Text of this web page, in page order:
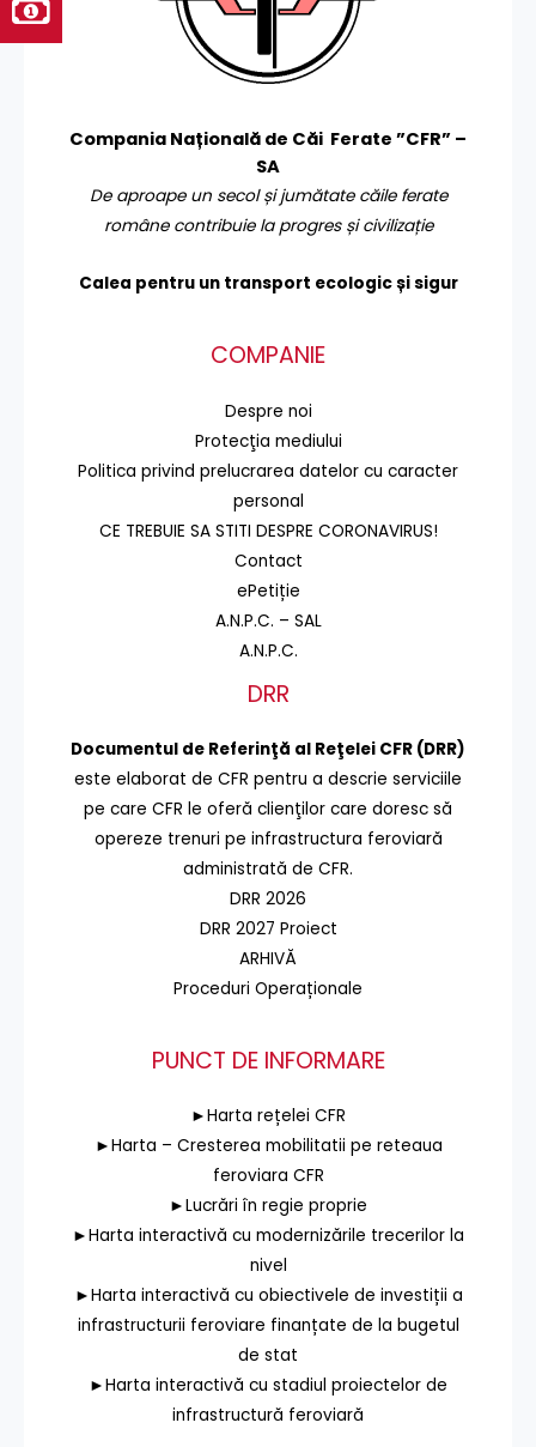
Compania Națională de Căi Ferate ”CFR” –
SA
De aproape un secol și jumătate căile ferate
române contribuie la progres și civilizație
Calea pentru un transport ecologic și sigur
COMPANIE
Despre noi
Protecţia mediului
Politica privind prelucrarea datelor cu caracter
personal
CE TREBUIE SA STITI DESPRE CORONAVIRUS!
Contact
ePetiție
A.N.P.C. – SAL
A.N.P.C.
DRR
Documentul de Referinţă al Reţelei CFR (DRR)
este elaborat de CFR pentru a descrie serviciile
pe care CFR le oferă clienţilor care doresc să
opereze trenuri pe infrastructura feroviară
administrată de CFR.
DRR 2026
DRR 2027 Proiect
ARHIVĂ
Proceduri Operaționale
PUNCT DE INFORMARE
►Harta rețelei CFR
►Harta – Cresterea mobilitatii pe reteaua
feroviara CFR
►Lucrări în regie proprie
►Harta interactivă cu modernizările trecerilor la
nivel
►Harta interactivă cu obiectivele de investiții a
infrastructurii feroviare finanțate de la bugetul
de stat
►Harta interactivă cu stadiul proiectelor de
infrastructură feroviară